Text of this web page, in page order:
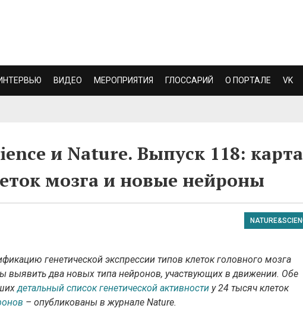
ВИДЕО МЕРОПРИЯТИЯ ГЛОССАРИЙ О ПОРТАЛЕ VK
и Nature. Выпуск 118: карта
мозга и новые нейроны
генетической экспрессии типов клеток головного мозга
выявить два новых типа нейронов, участвующих в движении. Обе
детальный список генетической активности у 24 тысяч клеток
– опубликованы в журнале Nature.